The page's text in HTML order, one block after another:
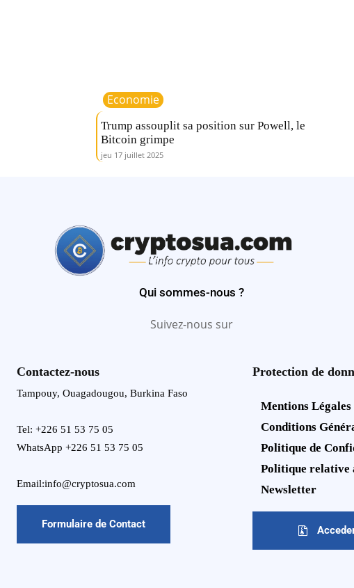
Economie
Trump assouplit sa position sur Powell, le
Bitcoin grimpe
jeu 17 juillet 2025
Qui sommes-nous ?
Suivez-nous sur
Contactez-nous
Tampouy, Ouagadougou, Burkina Faso
Tel: +226 51 53 75 05
WhatsApp +226 51 53 75 05
Email:info@cryptosua.com
Formulaire de Contact
Protection de
Mentions Légales
Conditions
Politique de
Politique relative
Newsletter